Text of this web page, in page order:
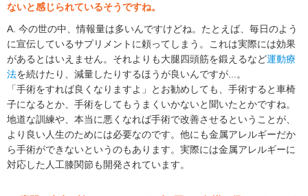
ないと感じられているそうですね。
A. 今の世の中、情報量は多いんですけどね。たとえば、毎日のよう
に宣伝しているサプリメントに頼ってしまう。これは実際には効果
があるとはいえません。それよりも大腿四頭筋を鍛えるなど運動療
法を続けたり、減量したりするほうが良いんですが...。
「手術をすれば良くなりますよ」とお勧めしても、手術すると車椅
子になるとか、手術をしてもうまくいかないと聞いたとかですね。
地道な訓練や、本当に悪くなれば手術で改善させるということが、
より良い人生のためには必要なのです。他にも金属アレルギーだか
ら手術ができないというのもあります。実際には金属アレルギーに
対応した人工膝関節も開発されています。